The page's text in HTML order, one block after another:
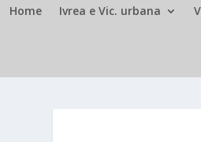
Home Ivrea e Vic. urbana